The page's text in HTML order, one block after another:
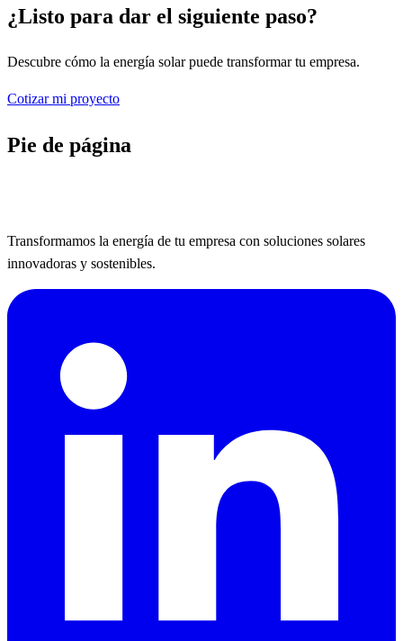
¿Listo para dar el siguiente paso?
Descubre cómo la energía solar puede transformar tu empresa.
Cotizar mi proyecto
Pie de página
Transformamos la energía de tu empresa con soluciones solares
innovadoras y sostenibles.